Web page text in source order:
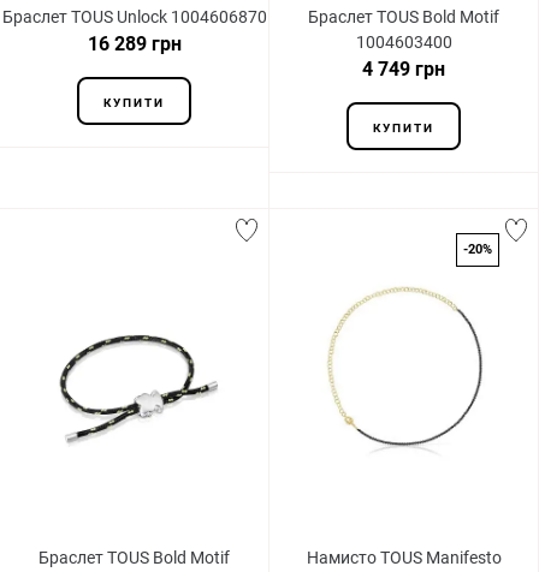
Браслет TOUS Unlock 1004606870
16 289 грн
КУПИТИ
Браслет TOUS Bold Motif
1004603400
4 749 грн
КУПИТИ
Браслет TOUS Bold Motif
-20%
Намисто TOUS Manifesto